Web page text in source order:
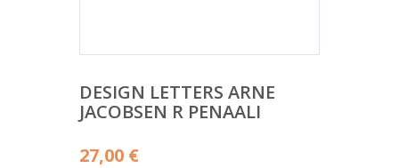
DESIGN LETTERS ARNE
JACOBSEN R PENAALI
27,00 €